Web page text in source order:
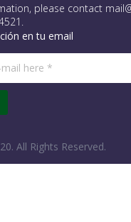
please contact
en tu email
All Rights Reserved.